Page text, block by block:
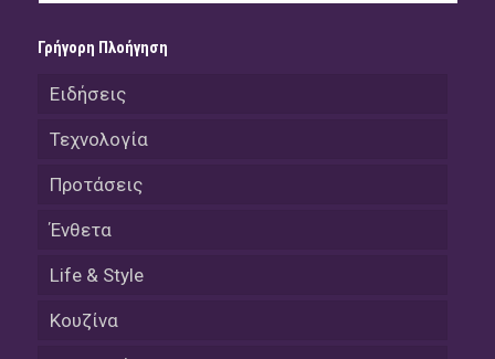
Γρήγορη Πλοήγηση
Ειδήσεις
Τεχνολογία
Προτάσεις
Ένθετα
Life & Style
Κουζίνα